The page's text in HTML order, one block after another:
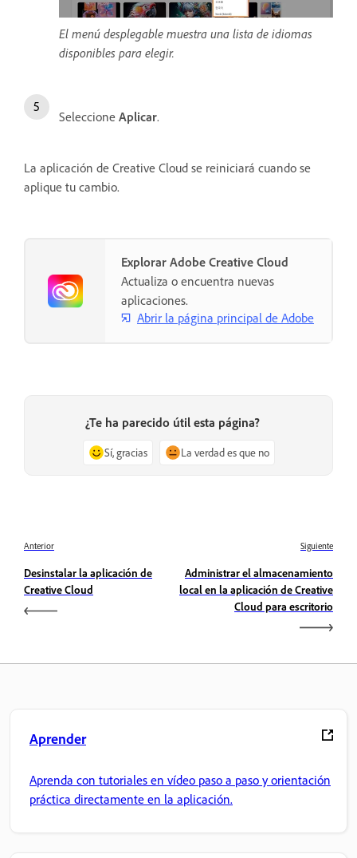
El menú desplegable muestra una lista de idiomas
disponibles para elegir.
Seleccione Aplicar.
La aplicación de Creative Cloud se reiniciará cuando se
aplique tu cambio.
Explorar Adobe Creative Cloud
Actualiza o encuentra nuevas
aplicaciones.
Abrir la página principal de Adobe
¿Te ha parecido útil esta página?
Sí, gracias La verdad es que no
Anterior
Desinstalar la aplicación de
Creative Cloud
Siguiente
Administrar el almacenamiento
local en la aplicación de Creative
Cloud para escritorio
Aprender
Aprenda con tutoriales en vídeo paso a paso y orientación
práctica directamente en la aplicación.